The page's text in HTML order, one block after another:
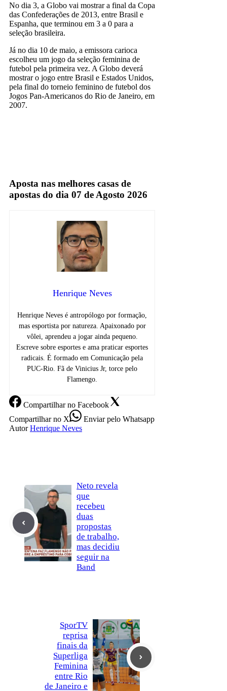
No dia 3, a Globo vai mostrar a final da Copa
das Confederações de 2013, entre Brasil e
Espanha, que terminou em 3 a 0 para a
seleção brasileira.
Já no dia 10 de maio, a emissora carioca
escolheu um jogo da seleção feminina de
futebol pela primeira vez. A Globo deverá
mostrar o jogo entre Brasil e Estados Unidos,
pela final do torneio feminino de futebol dos
Jogos Pan-Americanos do Rio de Janeiro, em
2007.
Aposta nas melhores casas de
apostas do dia 07 de Agosto 2026
Henrique Neves
Henrique Neves é antropólogo por formação,
mas esportista por natureza. Apaixonado por
vôlei, aprendeu a jogar ainda pequeno.
Escreve sobre esportes e ama praticar esportes
radicais. É formado em Comunicação pela
PUC-Rio. Fã de Vinicius Jr, torce pelo
Flamengo.
Compartilharno Facebook
Compartilharno X Enviarpelo Whatsapp
Autor Henrique Neves
Neto revela
que
recebeu
duas
propostas
de trabalho,
mas decidiu
seguir na
Band
SporTV
reprisa
finais da
Superliga
Feminina
entre Rio
de Janeiro e